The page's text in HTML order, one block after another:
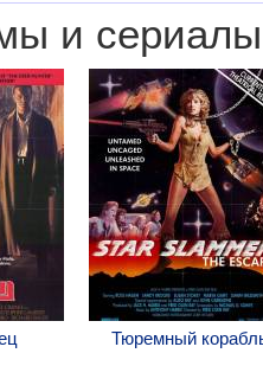
и сериалы
Тюремный